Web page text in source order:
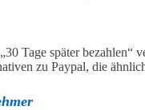
Tage später bezahlen“
zu Paypal, die